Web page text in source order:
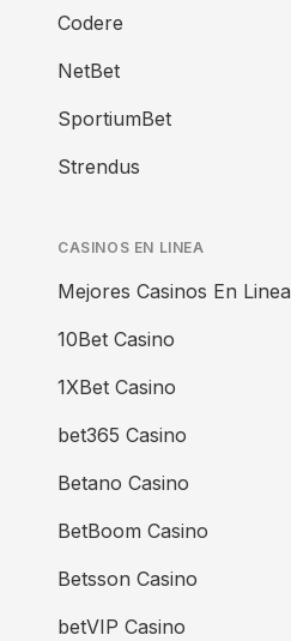
Codere
NetBet
SportiumBet
Strendus
CASINOS EN LINEA
Mejores Casinos En Linea
10Bet Casino
1XBet Casino
bet365 Casino
Betano Casino
BetBoom Casino
Betsson Casino
betVIP Casino